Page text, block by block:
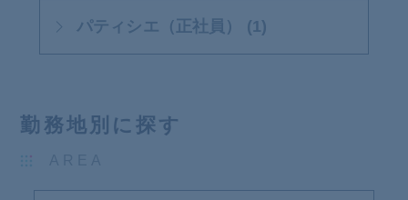
パティシエ（正社員） (1)
勤務地別に探す